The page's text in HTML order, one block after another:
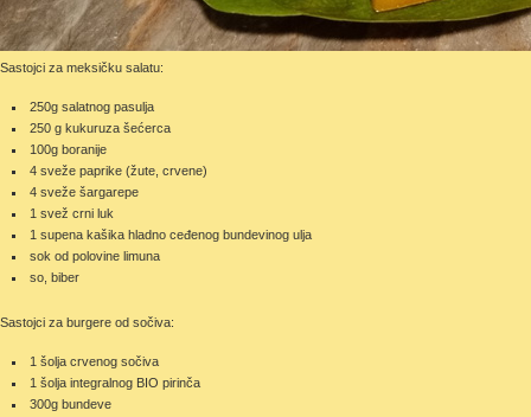
Sastojci za meksičku salatu:
250g salatnog pasulja
250 g kukuruza šećerca
100g boranije
4 sveže paprike (žute, crvene)
4 sveže šargarepe
1 svež crni luk
1 supena kašika hladno ceđenog bundevinog ulja
sok od polovine limuna
so, biber
Sastojci za burgere od sočiva:
1 šolja crvenog sočiva
1 šolja integralnog BIO pirinča
300g bundeve